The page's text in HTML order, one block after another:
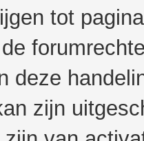
tot
deze
zijn